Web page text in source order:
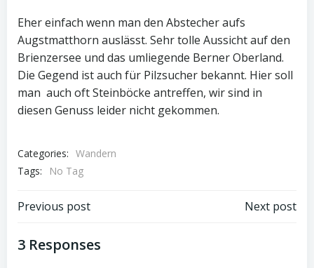
Eher einfach wenn man den Abstecher aufs
Augstmatthorn auslässt. Sehr tolle Aussicht auf den
Brienzersee und das umliegende Berner Oberland.
Die Gegend ist auch für Pilzsucher bekannt. Hier soll
man auch oft Steinböcke antreffen, wir sind in
diesen Genuss leider nicht gekommen.
Categories: Wandern
Tags:
No Tag
Post
navigation
Previous post Next post
3 Responses